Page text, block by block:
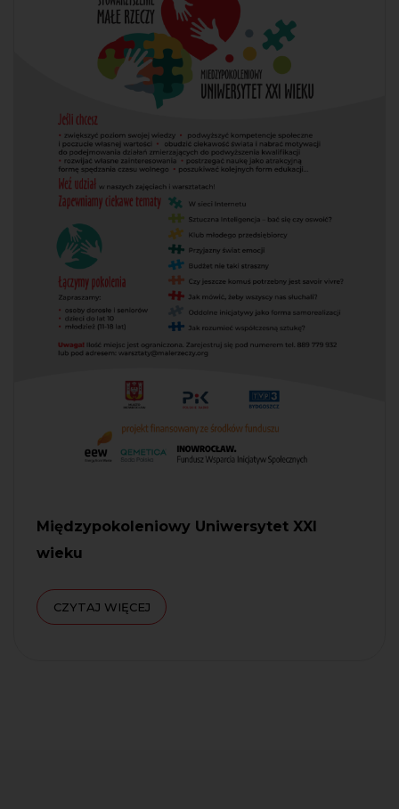
Międzypokoleniowy Uniwersytet XXI
wieku
CZYTAJ WIĘCEJ